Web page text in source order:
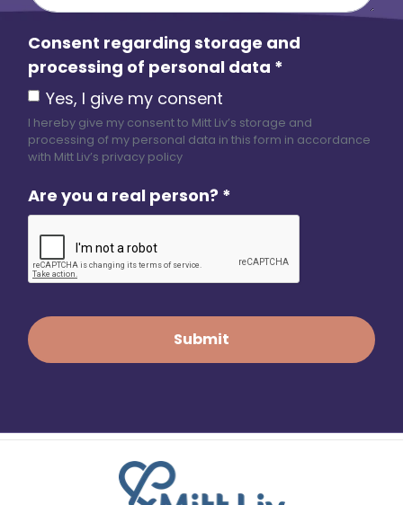
Consent regarding storage and
processing of personal data *
Yes, I give my consent
I hereby give my consent to Mitt Liv’s storage and
processing of my personal data in this form in accordance
with Mitt Liv’s privacy policy
Are you a real person? *